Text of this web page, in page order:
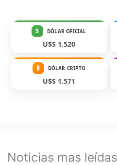
$ DÓLAR OFICIAL
U$S 1.520
₿ DÓLAR CRIPTO
U$S 1.571
Noticias mas